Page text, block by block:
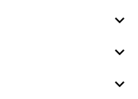


